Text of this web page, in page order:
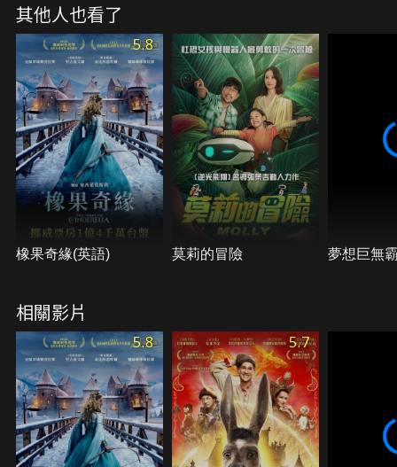
能參加，管家阿福給她三顆神奇的榛果，鼓勵她偷偷
參加舞會追求幸福，仙杜瑞拉能否擺脫繼母的束縛，
找到真愛？
其他人也看了
5.8
橡果奇緣(英語) 莫莉的冒險 夢想巨無
相關影片
5.8 5.7